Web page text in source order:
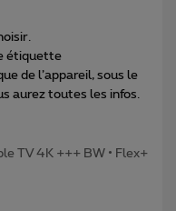
étiquette
de l’appareil, sous le
aurez toutes les infos.
TV 4K +++ BW • Flex+